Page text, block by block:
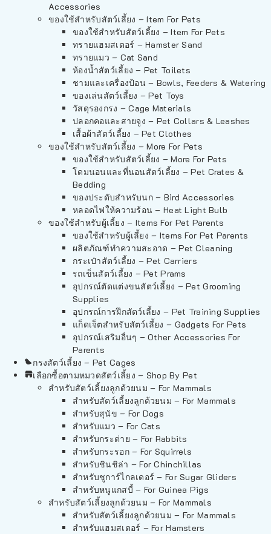
Accessories
ของใช้สำหรับสัตว์เลี้ยง – Item For Pets
ของใช้สำหรับสัตว์เลี้ยง – Item For Pets
ทรายแฮมสเตอร์ – Hamster Sand
ทรายแมว – Cat Sand
ห้องน้ำสัตว์เลี้ยง – Pet Toilets
ชามและเครื่องป้อน – Bowls, Feeders & Watering
ของเล่นสัตว์เลี้ยง – Pet Toys
วัสดุรองกรง – Cage Materials
ปลอกคอและสายจูง – Pet Collars & Leashes
เสื้อผ้าสัตว์เลี้ยง – Pet Clothes
ของใช้สำหรับสัตว์เลี้ยง – More For Pets
ของใช้สำหรับสัตว์เลี้ยง – More For Pets
โดมนอนและที่นอนสัตว์เลี้ยง – Pet Crates &
Bedding
ของประดับสำหรับนก – Bird Accessories
หลอดไฟให้ความร้อน – Heat Light Bulb
ของใช้สำหรับผู้เลี้ยง – Items For Pet Parents
ของใช้สำหรับผู้เลี้ยง – Items For Pet Parents
ผลิตภัณฑ์ทำความสะอาด – Pet Cleaning
กระเป๋าสัตว์เลี้ยง – Pet Carriers
รถเข็นสัตว์เลี้ยง – Pet Prams
อุปกรณ์ตัดแต่งขนสัตว์เลี้ยง – Pet Grooming
Supplies
อุปกรณ์การฝึกสัตว์เลี้ยง – Pet Training Supplies
แก็ดเจ็ตสำหรับสัตว์เลี้ยง – Gadgets For Pets
อุปกรณ์เสริมอื่นๆ – Other Accessories For
Parents
กรงสัตว์เลี้ยง – Pet Cages
เลือกซื้อตามหมวดสัตว์เลี้ยง – Shop By Pet
สำหรับสัตว์เลี้ยงลูกด้วยนม – For Mammals
สำหรับสัตว์เลี้ยงลูกด้วยนม – For Mammals
สำหรับสุนัข – For Dogs
สำหรับแมว – For Cats
สำหรับกระต่าย – For Rabbits
สำหรับกระรอก – For Squirrels
สำหรับชินชิล่า – For Chinchillas
สำหรับชูการ์ไกลเดอร์ – For Sugar Gliders
สำหรับหนูแกสบี้ – For Guinea Pigs
สำหรับสัตว์เลี้ยงลูกด้วยนม – For Mammals
สำหรับสัตว์เลี้ยงลูกด้วยนม – For Mammals
สำหรับแฮมสเตอร์ – For Hamsters